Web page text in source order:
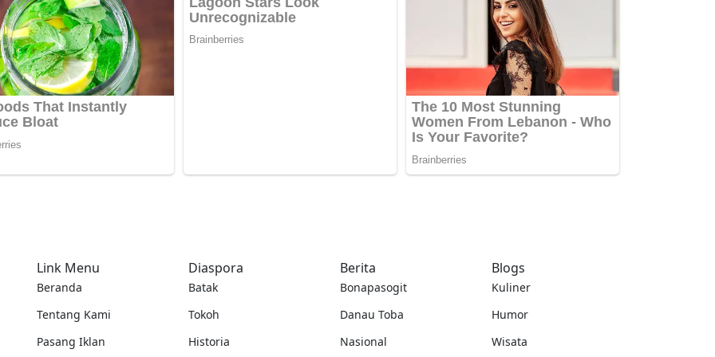
Link Menu
Beranda
Tentang Kami
Pasang Iklan
Diaspora
Batak
Tokoh
Historia
Berita
Bonapasogit
Danau Toba
Nasional
Blogs
Kuliner
Humor
Wisata